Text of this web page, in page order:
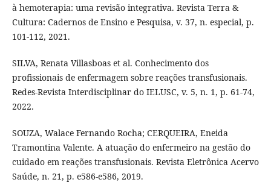
à hemoterapia: uma revisão integrativa. Revista Terra &
Cultura: Cadernos de Ensino e Pesquisa, v. 37, n. especial, p.
101-112, 2021.
SILVA, Renata Villasboas et al. Conhecimento dos
profissionais de enfermagem sobre reações transfusionais.
Redes-Revista Interdisciplinar do IELUSC, v. 5, n. 1, p. 61-74,
2022.
SOUZA, Walace Fernando Rocha; CERQUEIRA, Eneida
Tramontina Valente. A atuação do enfermeiro na gestão do
cuidado em reações transfusionais. Revista Eletrônica Acervo
Saúde, n. 21, p. e586-e586, 2019.